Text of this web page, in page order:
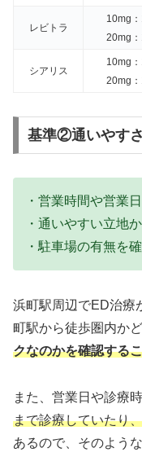
レビトラ
10mg
20mg
シアリス
10mg
20mg
基準②通いやす
・営業時間や営業
・通いやすい立地
・駐車場の有無を
浜町駅周辺でED治療
町駅から徒歩圏内か
クなのかを確認する
また、営業日や診療
まで診療していたり
あるので、そのよう